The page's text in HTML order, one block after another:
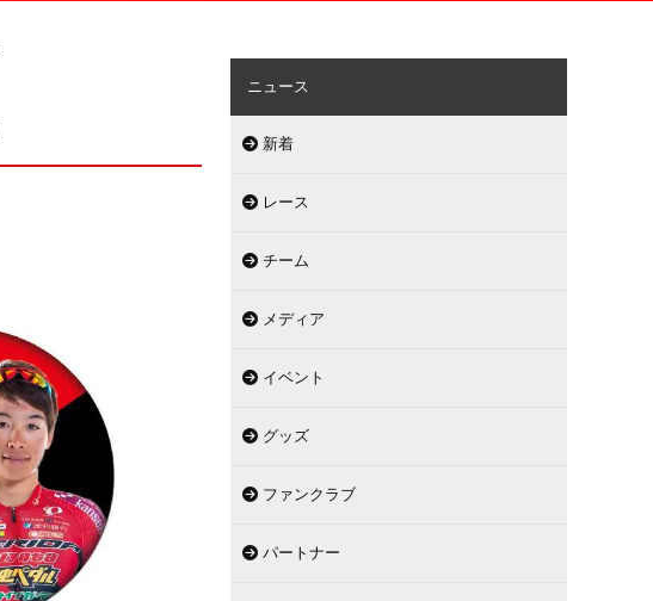
ニュース
新着
レース
チーム
メディア
イベント
グッズ
ファンクラブ
パートナー